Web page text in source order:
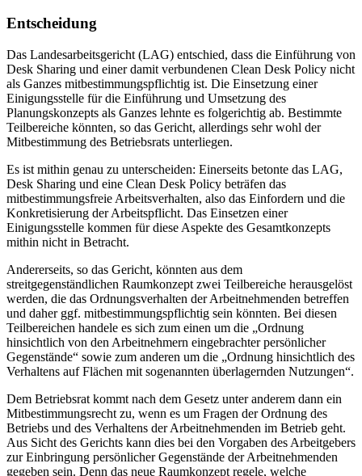
Entscheidung
Das Landesarbeitsgericht (LAG) entschied, dass die Einführung von
Desk Sharing und einer damit verbundenen Clean Desk Policy nicht
als Ganzes mitbestimmungspflichtig ist. Die Einsetzung einer
Einigungsstelle für die Einführung und Umsetzung des
Planungskonzepts als Ganzes lehnte es folgerichtig ab. Bestimmte
Teilbereiche könnten, so das Gericht, allerdings sehr wohl der
Mitbestimmung des Betriebsrats unterliegen.
Es ist mithin genau zu unterscheiden: Einerseits betonte das LAG,
Desk Sharing und eine Clean Desk Policy beträfen das
mitbestimmungsfreie Arbeitsverhalten, also das Einfordern und die
Konkretisierung der Arbeitspflicht. Das Einsetzen einer
Einigungsstelle kommen für diese Aspekte des Gesamtkonzepts
mithin nicht in Betracht.
Andererseits, so das Gericht, könnten aus dem
streitgegenständlichen Raumkonzept zwei Teilbereiche herausgelöst
werden, die das Ordnungsverhalten der Arbeitnehmenden betreffen
und daher ggf. mitbestimmungspflichtig sein könnten. Bei diesen
Teilbereichen handele es sich zum einen um die „Ordnung
hinsichtlich von den Arbeitnehmern eingebrachter persönlicher
Gegenstände“ sowie zum anderen um die „Ordnung hinsichtlich des
Verhaltens auf Flächen mit sogenannten überlagernden Nutzungen“.
Dem Betriebsrat kommt nach dem Gesetz unter anderem dann ein
Mitbestimmungsrecht zu, wenn es um Fragen der Ordnung des
Betriebs und des Verhaltens der Arbeitnehmenden im Betrieb geht.
Aus Sicht des Gerichts kann dies bei den Vorgaben des Arbeitgebers
zur Einbringung persönlicher Gegenstände der Arbeitnehmenden
gegeben sein. Denn das neue Raumkonzept regele, welche